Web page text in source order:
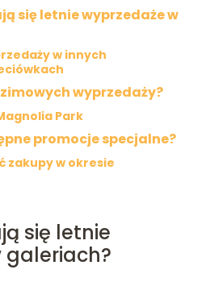
się letnie wyprzedaże w
w innych
wyprzedaży?
Park
promocje specjalne?
zakupy w okresie
się letnie
galeriach?